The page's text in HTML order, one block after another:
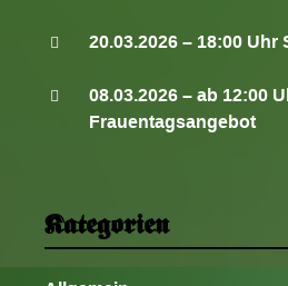
20.03.2026 – 18:00 Uhr
08.03.2026 – ab 12:00
Frauentagsangebot
Kategorien